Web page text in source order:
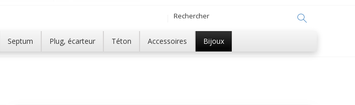
Septum Plug, écarteur Téton Accessoires Bijoux